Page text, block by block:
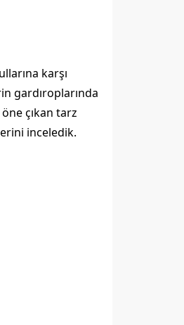
karşı
gardıroplarında
çıkan tarz
inceledik.